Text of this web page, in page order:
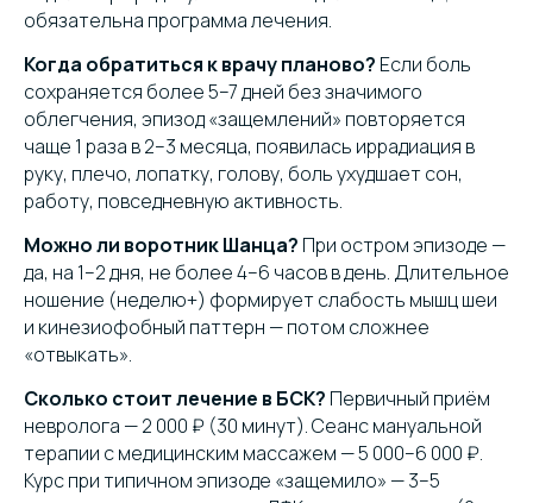
обязательна программа лечения.
Когда обратиться к врачу планово? Если боль
сохраняется более 5–7 дней без значимого
облегчения, эпизод «защемлений» повторяется
чаще 1 раза в 2–3 месяца, появилась иррадиация в
руку, плечо, лопатку, голову, боль ухудшает сон,
работу, повседневную активность.
Можно ли воротник Шанца? При остром эпизоде —
да, на 1–2 дня, не более 4–6 часов в день. Длительное
ношение (неделю+) формирует слабость мышц шеи
и кинезиофобный паттерн — потом сложнее
«отвыкать».
Сколько стоит лечение в БСК? Первичный приём
невролога — 2 000 ₽ (30 минут). Сеанс мануальной
терапии с медицинским массажем — 5 000–6 000 ₽.
Курс при типичном эпизоде «защемило» — 3–5